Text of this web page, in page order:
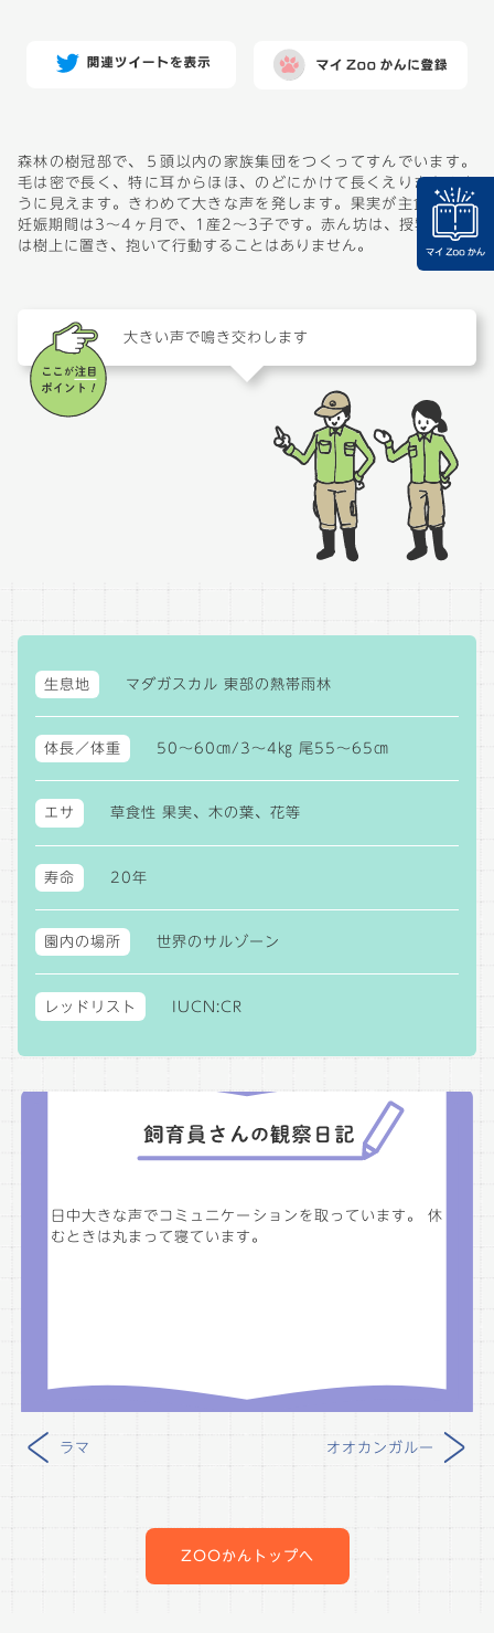
森林の樹冠部で、５頭以内の家族集団をつくってすんでいます。
毛は密で長く、特に耳からほほ、のどにかけて長くえりまきのよ
うに見えます。きわめて大きな声を発します。果実が主食です。
妊娠期間は3～4ヶ月で、1産2～3子です。赤ん坊は、授乳時以外
は樹上に置き、抱いて行動することはありません。
大きい声で鳴き交わします
生息地 マダガスカル 東部の熱帯雨林
体長／体重 50～60㎝/3～4㎏ 尾55～65㎝
エサ 草食性 果実、木の葉、花等
寿命 20年
園内の場所 世界のサルゾーン
レッドリスト IUCN:CR
日中大きな声でコミュニケーションを取っています。 休
むときは丸まって寝ています。
< ラマ オオカンガルー >
ZOOかんトップへ